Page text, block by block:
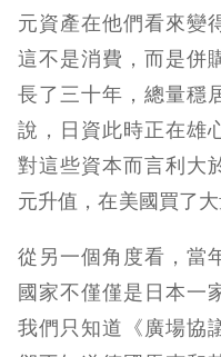
元資產在他們看來變
這不是消費，而是併
長了三十年，總量穩
說，日資此時正在雄
對這些資本而言利大
元升值，在美國買了大
從另一個角度看，當
國家不僅僅是日本一
我們只知道《廣場協